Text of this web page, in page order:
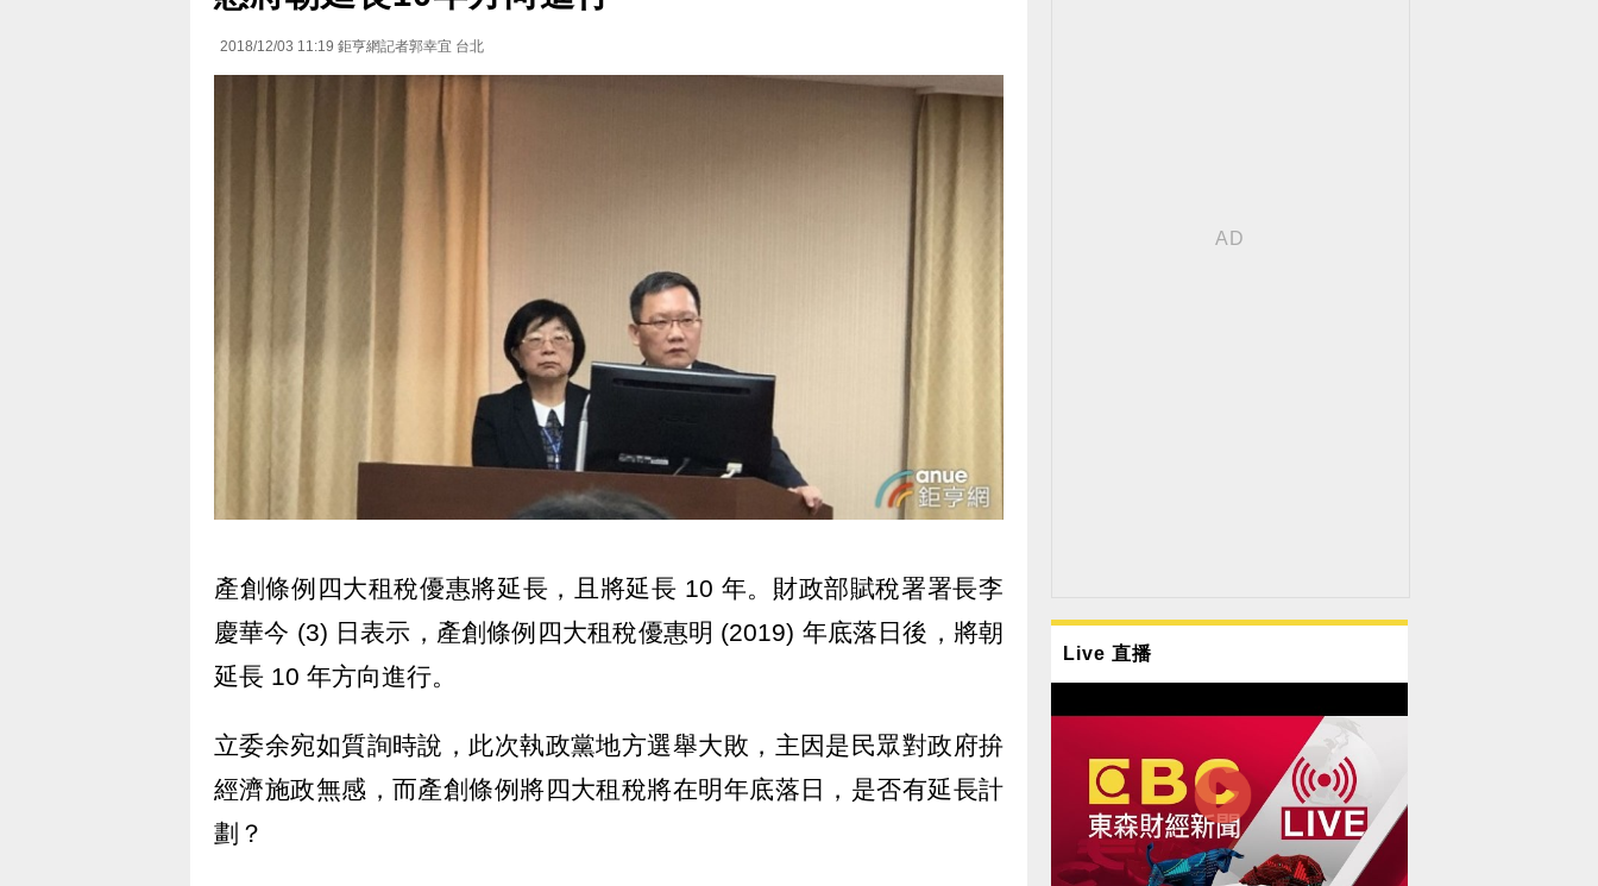
2018/12/03 11:19 鉅亨網記者郭幸宜 台北
產創條例四大租稅優惠將延長，且將延長 10 年。財政部賦稅署署長李
慶華今 (3) 日表示，產創條例四大租稅優惠明 (2019) 年底落日後，將朝
延長 10 年方向進行。
立委余宛如質詢時說，此次執政黨地方選舉大敗，主因是民眾對政府拚
經濟施政無感，而產創條例將四大租稅將在明年底落日，是否有延長計
劃？
Live 直播